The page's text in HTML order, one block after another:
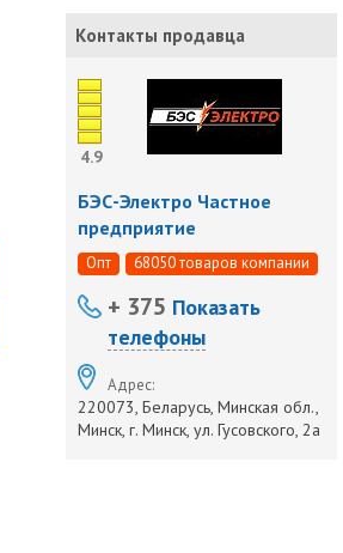
Контакты продавца
4.9
БЭС-Электро Частное
предприятие
Опт 68050 товаров компании
+ 375 Показать
телефоны
Адрес:
220073, Беларусь, Минская обл.,
Минск, г. Минск, ул. Гусовского, 2а